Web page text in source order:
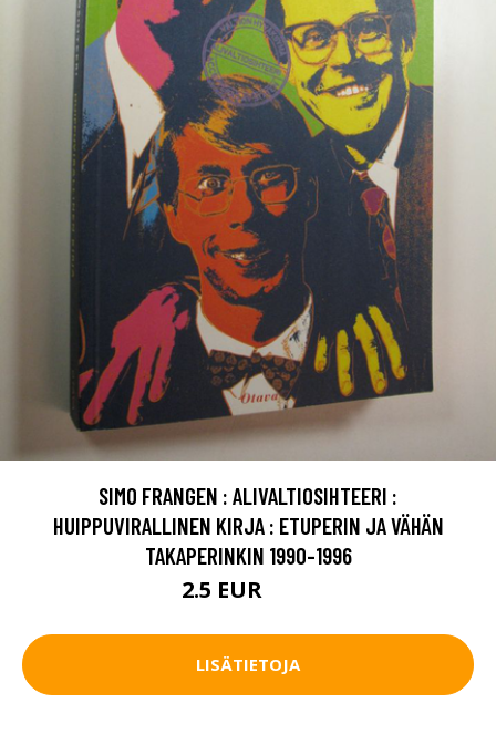
SIMO FRANGEN : ALIVALTIOSIHTEERI :
HUIPPUVIRALLINEN KIRJA : ETUPERIN JA VÄHÄN
TAKAPERINKIN 1990-1996
2.5 EUR
LISÄTIETOJA